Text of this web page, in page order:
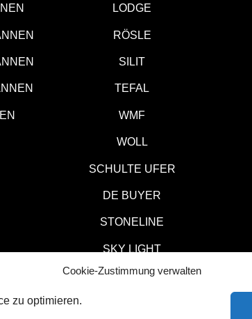
Cookie-Zustimmung verwalten
zu optimieren.
LODGE
RÖSLE
SILIT
TEFAL
WMF
WOLL
SCHULTE UFER
DE BUYER
STONELINE
SKY LIGHT
KITCHEN AID